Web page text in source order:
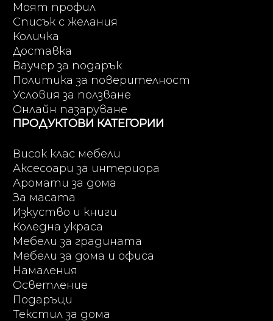
Моят профил
Списък с желания
Количка
Доставка
Ваучер за подарък
Политика за поверителност
Условия за ползване
Онлайн пазаруване
ПРОДУКТОВИ КАТЕГОРИИ
Висок клас мебели
Аксесоари за интериора
Аромати за дома
За масата
Изкуство и книги
Коледна украса
Мебели за градината
Мебели за дома и офиса
Намаления
Осветление
Подаръци
Текстил за дома